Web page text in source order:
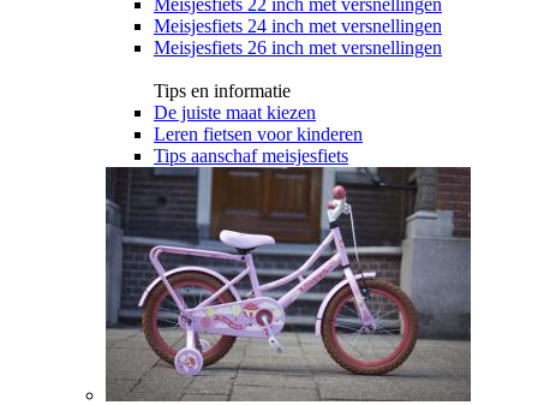
Meisjesfiets 22 inch met versnellingen
Meisjesfiets 24 inch met versnellingen
Meisjesfiets 26 inch met versnellingen
Tips en informatie
De juiste maat kiezen
Leren fietsen voor kinderen
Tips aanschaf meisjesfiets